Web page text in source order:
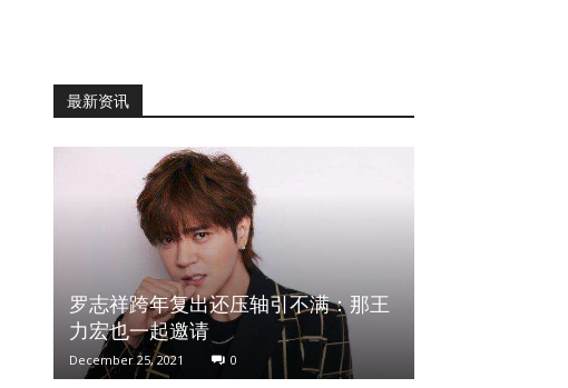
最新资讯
罗志祥跨年复出还压轴引不满：那王
力宏也一起邀请
December 25, 2021 0